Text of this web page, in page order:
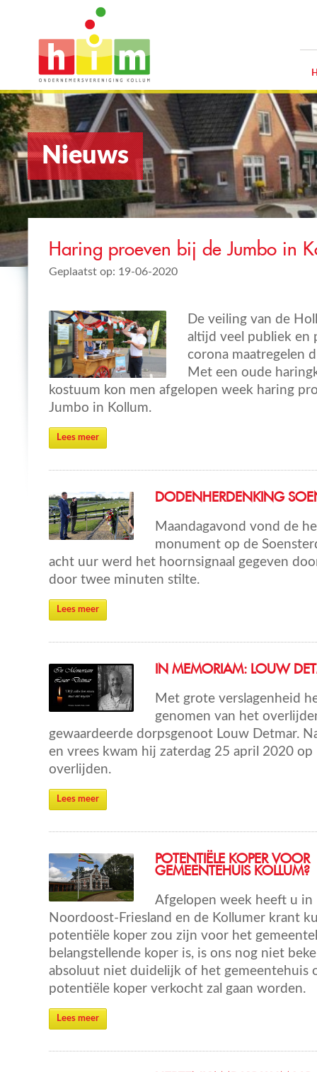
Nieuws
Haring proeven bij de Jumbo in
Geplaatst op: 19-06-2020
De veiling van de
altijd veel publiek en
corona maatregelen
Met een oude
kostuum kon men afgelopen week haring
Jumbo in Kollum.
Lees meer
DODENHERDENKING
Maandagavond vond de
monument op de
acht uur werd het hoornsignaal gegeven
door twee minuten stilte.
Lees meer
IN MEMORIAM: LOUW
Met grote verslagenheid
genomen van het
gewaardeerde dorpsgenoot Louw Detmar.
en vrees kwam hij zaterdag 25 april 2020
overlijden.
Lees meer
POTENTIËLE KOPER VOOR
GEMEENTEHUIS KOLLUM?
Afgelopen week heeft u in
Noordoost-Friesland en de Kollumer krant
potentiële koper zou zijn voor het
belangstellende koper is, is ons nog niet
absoluut niet duidelijk of het gemeentehuis
potentiële koper verkocht zal gaan worden.
Lees meer